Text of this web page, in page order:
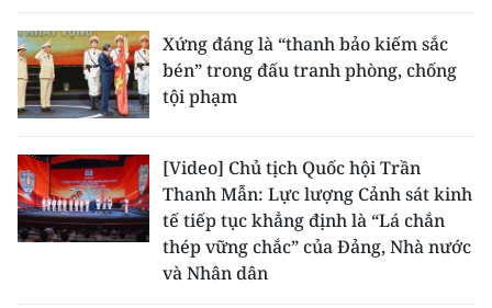
Xứng đáng là “thanh bảo kiếm sắc
bén” trong đấu tranh phòng, chống
tội phạm
[Video] Chủ tịch Quốc hội Trần
Thanh Mẫn: Lực lượng Cảnh sát kinh
tế tiếp tục khẳng định là “Lá chắn
thép vững chắc” của Đảng, Nhà nước
và Nhân dân